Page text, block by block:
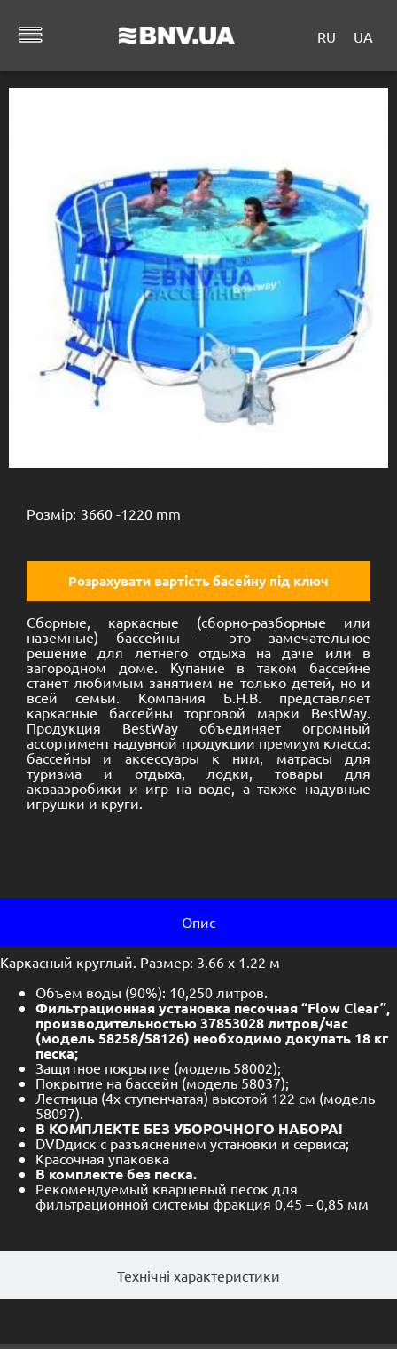
RU UA
Главная/КАТАЛОГ ТОВАРОВ/ДРУГОЕ/Сборные
/ Каркасный круглый 3.66х1.22
Каркасный круглый
Розмір: 3660 -1220 mm
Розрахувати вартість басейну під ключ
Сборные, каркасные (сборно-разборные или
наземные) бассейны — это замечательное
решение для летнего отдыха на даче или в
загородном доме. Купание в таком бассейне
станет любимым занятием не только детей, но и
всей семьи. Компания Б.Н.В. представляет
каркасные бассейны торговой марки BestWay.
Продукция BestWay объединяет огромный
ассортимент надувной продукции премиум класса:
бассейны и аксессуары к ним, матрасы для
туризма и отдыха, лодки, товары для
аквааэробики и игр на воде, а также надувные
игрушки и круги.
Опис
Технічні характеристики
Каркасный круглый. Размер: 3.66 х 1.22 м
Объем воды (90%): 10,250 литров.
Фильтрационная установка песочная “Flow Clear”,
производительностью 37853028 литров/час
(модель 58258/58126) необходимо докупать 18 кг
песка;
Защитное покрытие (модель 58002);
Покрытие на бассейн (модель 58037);
Лестница (4х ступенчатая) высотой 122 см (модель
58097).
В КОМПЛЕКТЕ БЕЗ УБОРОЧНОГО НАБОРА!
DVDдиск с разъяснением установки и сервиса;
Красочная упаковка
В комплекте без песка.
Рекомендуемый кварцевый песок для
фильтрационной системы фракция 0,45 – 0,85 мм